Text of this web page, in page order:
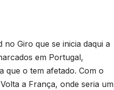
Giro que se inicia daqui a
em Portugal,
que o tem afetado. Com o
a França, onde seria um